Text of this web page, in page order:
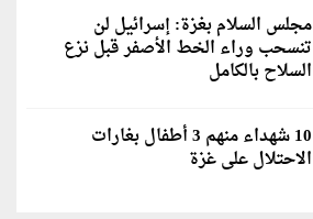
مجلس السلام بغزة: إسرائيل لن
تنسحب وراء الخط الأصفر قبل نزع
السلاح بالكامل
10 شهداء منهم 3 أطفال بغارات
الاحتلال على غزة